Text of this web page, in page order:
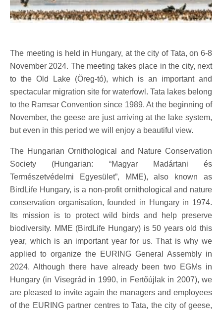
The meeting is held in Hungary, at the city of Tata, on 6-8
November 2024. The meeting takes place in the city, next
to the Old Lake (Öreg-tó), which is an important and
spectacular migration site for waterfowl. Tata lakes belong
to the Ramsar Convention since 1989. At the beginning of
November, the geese are just arriving at the lake system,
but even in this period we will enjoy a beautiful view.
The Hungarian Ornithological and Nature Conservation
Society (Hungarian: “Magyar Madártani és
Természetvédelmi Egyesület”, MME), also known as
BirdLife Hungary, is a non-profit ornithological and nature
conservation organisation, founded in Hungary in 1974.
Its mission is to protect wild birds and help preserve
biodiversity. MME (BirdLife Hungary) is 50 years old this
year, which is an important year for us. That is why we
applied to organize the EURING General Assembly in
2024. Although there have already been two EGMs in
Hungary (in Visegrád in 1990, in Fertőújlak in 2007), we
are pleased to invite again the managers and employees
of the EURING partner centres to Tata, the city of geese,